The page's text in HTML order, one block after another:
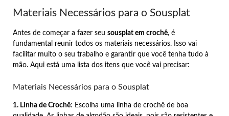
Materiais Necessários para o Sousplat
Antes de começar a fazer seu sousplat em crochê, é
fundamental reunir todos os materiais necessários. Isso vai
facilitar muito o seu trabalho e garantir que você tenha tudo à
mão. Aqui está uma lista dos itens que você vai precisar:
Materiais Necessários para o Sousplat
1. Linha de Crochê: Escolha uma linha de crochê de boa